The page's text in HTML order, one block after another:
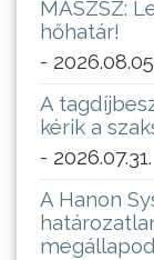
MASZSZ:
hőhatár!
-
A
kérik a
- 2026.07.31.
A Hanon